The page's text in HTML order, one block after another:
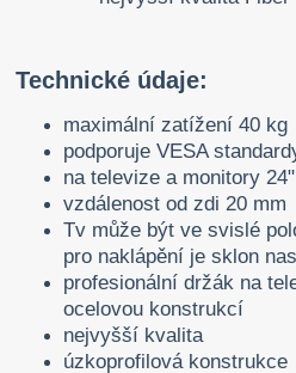
Technické údaje:
maximální zatížení 40 kg
podporuje VESA
na televize a monitory
vzdálenost od zdi 20 mm
Tv může být ve svislé
pro naklápění je sklon
profesionální držák na
ocelovou konstrukcí
nejvyšší kvalita
úzkoprofilová konstrukce